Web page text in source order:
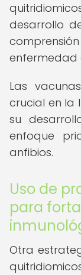
desarrollo
enfermedad
Las
crucial en la
su
enfoque
anfibios.
Uso de
para
Otra